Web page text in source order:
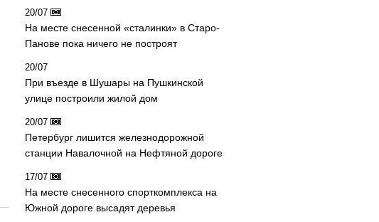
20/07
На месте снесенной «сталинки» в Старо-
Панове пока ничего не построят
20/07
При въезде в Шушары на Пушкинской
улице построили жилой дом
20/07
Петербург лишится железнодорожной
станции Навалочной на Нефтяной дороге
17/07
На месте снесенного спорткомплекса на
Южной дороге высадят деревья